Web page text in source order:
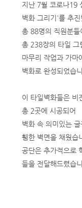
지난 7월 코로나19
벽화 그리기'를 추진
총 88명의 직원분
총 238장의 타일 그
마무리 작업과 가마
벽화로 완성되었습
이 타일벽화들은 비
총 2곳에 시공되어
벽화 속 의미있는
휑한 벽면을 채웠습
공단은 추가적으로
들을 전달해드렸습